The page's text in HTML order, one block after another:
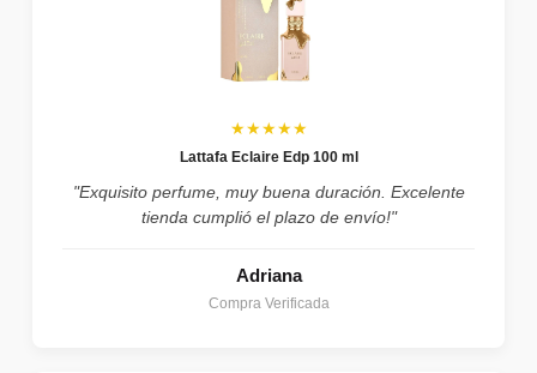
★★★★★
Lattafa Eclaire Edp 100 ml
"Exquisito perfume, muy buena duración. Excelente
tienda cumplió el plazo de envío!"
Adriana
Compra Verificada